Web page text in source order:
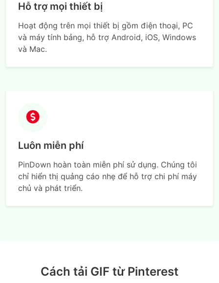
Hỗ trợ mọi thiết bị
Hoạt động trên mọi thiết bị gồm điện thoại, PC
và máy tính bảng, hỗ trợ Android, iOS, Windows
và Mac.
Luôn miễn phí
PinDown hoàn toàn miễn phí sử dụng. Chúng tôi
chỉ hiển thị quảng cáo nhẹ để hỗ trợ chi phí máy
chủ và phát triển.
Cách tải GIF từ Pinterest